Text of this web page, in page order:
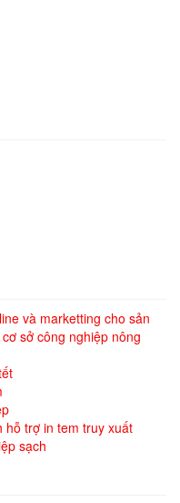
và marketting cho sản
sở công nghiệp nông
hỗ trợ in tem truy xuất
sạch